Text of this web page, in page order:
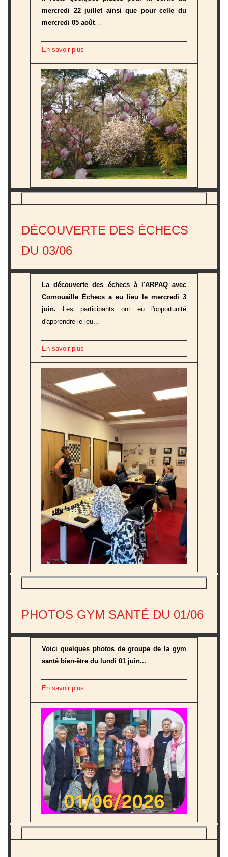
mercredi 22 juillet ainsi que pour celle du
mercredi 05 août…
En savoir plus
DÉCOUVERTE DES ÉCHECS
DU 03/06
La découverte des échecs à l'ARPAQ avec
Cornouaille Échecs a eu lieu le mercredi 3
juin. Les participants ont eu l'opportunité
d'apprendre le jeu...
En savoir plus
PHOTOS GYM SANTÉ DU 01/06
Voici quelques photos de groupe de la gym
santé bien-être du lundi 01 juin...
En savoir plus